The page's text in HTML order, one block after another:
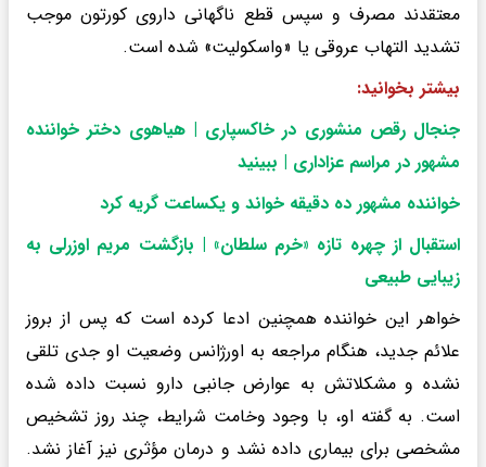
معتقدند مصرف و سپس قطع ناگهانی داروی کورتون موجب
تشدید التهاب عروقی یا «واسکولیت» شده است.
بیشتر بخوانید:
جنجال رقص منشوری در خاکسپاری | هیاهوی دختر خواننده
مشهور در مراسم عزاداری | ببینید
خواننده مشهور ده دقیقه خواند و یکساعت گریه کرد
استقبال از چهره تازه «خرم سلطان» | بازگشت مریم اوزرلی به
زیبایی طبیعی
خواهر این خواننده همچنین ادعا کرده است که پس از بروز
علائم جدید، هنگام مراجعه به اورژانس وضعیت او جدی تلقی
نشده و مشکلاتش به عوارض جانبی دارو نسبت داده شده
است. به گفته او، با وجود وخامت شرایط، چند روز تشخیص
مشخصی برای بیماری داده نشد و درمان مؤثری نیز آغاز نشد.